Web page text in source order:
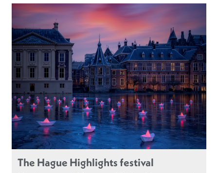
The Hague Highlights festival